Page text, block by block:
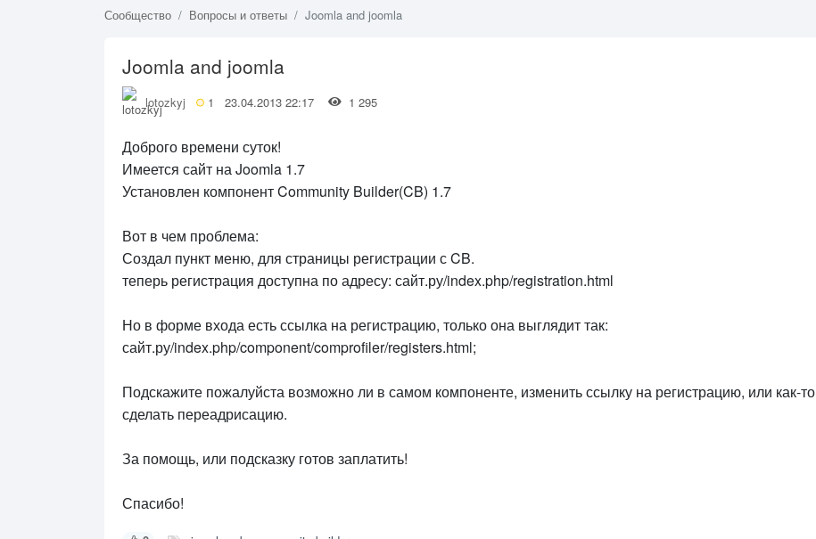
Сообщество Вопросы и ответы Joomla and joomla
Joomla and joomla
lotozkyj 1 23.04.2013 22:17 1 295
Доброго времени суток!
Имеется сайт на Joomla 1.7
Установлен компонент Community Builder(CB) 1.7
Вот в чем проблема:
Создал пункт меню, для страницы регистрации с CB.
теперь регистрация доступна по адресу: сайт.ру/index.php/registration.html
Но в форме входа есть ссылка на регистрацию, только она выглядит так:
сайт.ру/index.php/component/comprofiler/registers.html;
Подскажите пожалуйста возможно ли в самом компоненте, изменить ссылку на регистрацию, или как-то
сделать переадрисацию.
За помощь, или подсказку готов заплатить!
Спасибо!